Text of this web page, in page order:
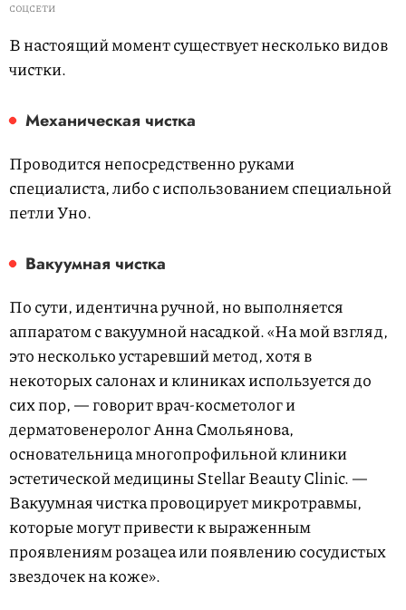
СОЦСЕТИ
В настоящий момент существует несколько видов
чистки.
Механическая чистка
Проводится непосредственно руками
специалиста, либо с использованием специальной
петли Уно.
Вакуумная чистка
По сути, идентична ручной, но выполняется
аппаратом с вакуумной насадкой. «На мой взгляд,
это несколько устаревший метод, хотя в
некоторых салонах и клиниках используется до
сих пор, — говорит врач-косметолог и
дерматовенеролог Анна Смольянова,
основательница многопрофильной клиники
эстетической медицины Stellar Beauty Clinic. —
Вакуумная чистка провоцирует микротравмы,
которые могут привести к выраженным
проявлениям розацеа или появлению сосудистых
звездочек на коже».